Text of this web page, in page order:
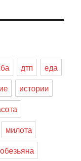
дтп
еда
истории
милота
обезьяна